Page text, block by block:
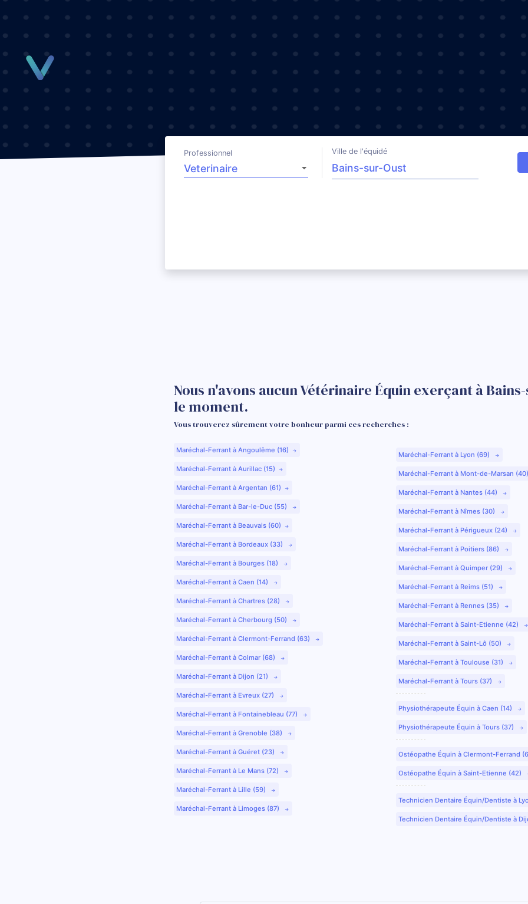
Professionnel Ville de l'équidé
Nous n'avons aucun Vétérinaire Équin exerçant à
le moment.
Vous trouverez sûrement votre bonheur parmi ces recherches :
Maréchal-Ferrant à Angoulême (16)
Maréchal-Ferrant à Aurillac (15)
Maréchal-Ferrant à Argentan (61)
Maréchal-Ferrant à Bar-le-Duc (55)
Maréchal-Ferrant à Beauvais (60)
Maréchal-Ferrant à Bordeaux (33)
Maréchal-Ferrant à Bourges (18)
Maréchal-Ferrant à Caen (14)
Maréchal-Ferrant à Chartres (28)
Maréchal-Ferrant à Cherbourg (50)
Maréchal-Ferrant à Clermont-Ferrand (63)
Maréchal-Ferrant à Colmar (68)
Maréchal-Ferrant à Dijon (21)
Maréchal-Ferrant à Evreux (27)
Maréchal-Ferrant à Fontainebleau (77)
Maréchal-Ferrant à Grenoble (38)
Maréchal-Ferrant à Guéret (23)
Maréchal-Ferrant à Le Mans (72)
Maréchal-Ferrant à Lille (59)
Maréchal-Ferrant à Limoges (87)
Maréchal-Ferrant à Lyon (69)
Maréchal-Ferrant à Mont-de-Marsan
Maréchal-Ferrant à Nantes (44)
Maréchal-Ferrant à Nîmes (30)
Maréchal-Ferrant à Périgueux (24)
Maréchal-Ferrant à Poitiers (86)
Maréchal-Ferrant à Quimper (29)
Maréchal-Ferrant à Reims (51)
Maréchal-Ferrant à Rennes (35)
Maréchal-Ferrant à Saint-Etienne (42)
Maréchal-Ferrant à Saint-Lô (50)
Maréchal-Ferrant à Toulouse (31)
Maréchal-Ferrant à Tours (37)
Physiothérapeute Équin à Caen (14)
Physiothérapeute Équin à Tours (37)
Ostéopathe Équin à Clermont-Ferrand
Ostéopathe Équin à Saint-Etienne (42)
Technicien Dentaire Équin/Dentiste à
Technicien Dentaire Équin/Dentiste à